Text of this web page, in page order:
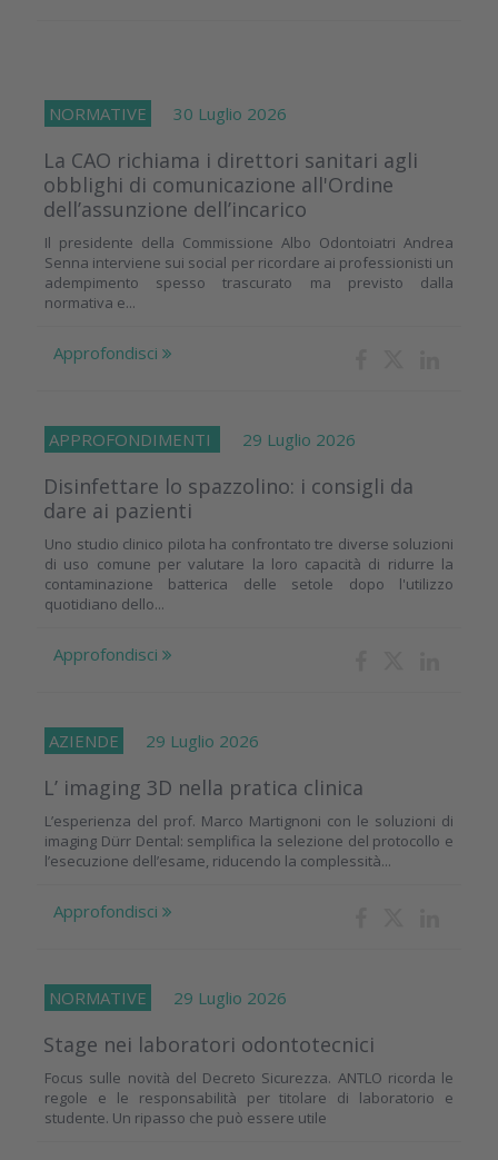
NORMATIVE 30 Luglio 2026
La CAO richiama i direttori sanitari agli
obblighi di comunicazione all'Ordine
dell’assunzione dell’incarico
Il presidente della Commissione Albo Odontoiatri Andrea
Senna interviene sui social per ricordare ai professionisti un
adempimento spesso trascurato ma previsto dalla
normativa e...
Approfondisci
APPROFONDIMENTI 29 Luglio 2026
Disinfettare lo spazzolino: i consigli da
dare ai pazienti
Uno studio clinico pilota ha confrontato tre diverse soluzioni
di uso comune per valutare la loro capacità di ridurre la
contaminazione batterica delle setole dopo l'utilizzo
quotidiano dello...
Approfondisci
AZIENDE 29 Luglio 2026
L’ imaging 3D nella pratica clinica
L’esperienza del prof. Marco Martignoni con le soluzioni di
imaging Dürr Dental: semplifica la selezione del protocollo e
l’esecuzione dell’esame, riducendo la complessità...
Approfondisci
NORMATIVE 29 Luglio 2026
Stage nei laboratori odontotecnici
Focus sulle novità del Decreto Sicurezza. ANTLO ricorda le
regole e le responsabilità per titolare di laboratorio e
studente. Un ripasso che può essere utile